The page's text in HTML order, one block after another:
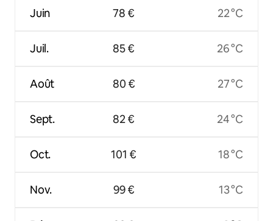
Juin
Juil.
Août
Sept.
Oct.
Nov.
78 €
85 €
80 €
82 €
101 €
99 €
22 °C
26 °C
27 °C
24 °C
18 °C
13 °C